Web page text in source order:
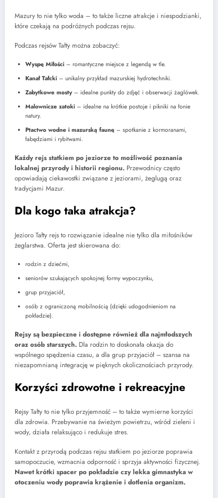
Mazury to nie tylko woda – to także liczne atrakcje i niespodzianki,
które czekają na podróżnych podczas rejsu.
Podczas rejsów Tałty można zobaczyć:
Wyspę Miłości – romantyczne miejsce z legendą w tle.
Kanał Tałcki – unikalny przykład mazurskiej hydrotechniki.
Zabytkowe mosty– idealne punkty do zdjęć i obserwacji żaglówek.
Malownicze zatoki – idealne na krótkie postoje i pikniki na łonie
natury.
Ptactwo wodne i mazurską faunę – spotkanie z kormoranami,
łabędziami i rybitwami.
Każdy rejs statkiem po jeziorze to możliwość poznania
lokalnej przyrody i historii regionu. Przewodnicy często
opowiadają ciekawostki związane z jeziorami, żeglugą oraz
tradycjami Mazur.
Dla kogo taka atrakcja?
Jezioro Tałty rejs to rozwiązanie idealne nie tylko dla miłośników
żeglarstwa. Oferta jest skierowana do:
rodzin z dziećmi,
seniorów szukających spokojnej formy wypoczynku,
grup przyjaciół,
osób z ograniczoną mobilnością (dzięki udogodnieniom na
pokładzie).
Rejsy są bezpieczne i dostępne również dla najmłodszych
oraz osób starszych. Dla rodzin to doskonała okazja do
wspólnego spędzenia czasu, a dla grup przyjaciół – szansa na
niezapomnianą integrację w pięknych okolicznościach przyrody.
Korzyści zdrowotne i rekreacyjne
Rejsy Tałty to nie tylko przyjemność – to także wymierne korzyści
dla zdrowia. Przebywanie na świeżym powietrzu, wśród zieleni i
wody, działa relaksująco i redukuje stres.
Kontakt z przyrodą podczas rejsu statkiem po jeziorze poprawia
samopoczucie, wzmacnia odporność i sprzyja aktywności fizycznej.
Nawet krótki spacer po pokładzie czy lekka gimnastyka w
otoczeniu wody poprawia krążenie i dotlenia organizm.